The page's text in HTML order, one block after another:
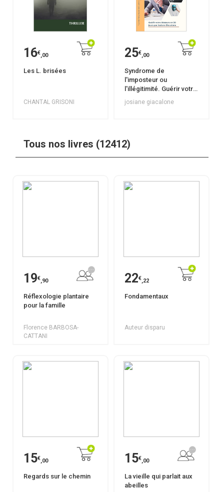
16€,00
Les L. brisées
CHANTAL GRISONI
25€,00
Syndrome de
l'imposteur ou
l'illégitimité. Guérir votre
blessure en 30 jours.
josiane giacalone
Tous nos livres (12412)
19€,90
Réflexologie plantaire
pour la famille
Florence BARBOSA-
CATTANI
22€,22
Fondamentaux
Auteur disparu
15€,00
Regards sur le chemin
15€,00
La vieille qui parlait aux
abeilles